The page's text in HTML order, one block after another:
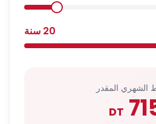
20 سنة
الشهري المقدر
DT